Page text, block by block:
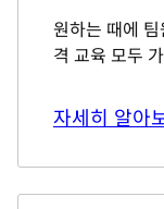
원하는 때에
격 교육 모두
자세히 알아